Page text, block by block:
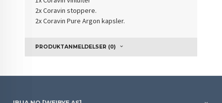
2x Coravin stoppere.
2x Coravin Pure Argon kapsler.
PRODUKTANMELDELSER (0)